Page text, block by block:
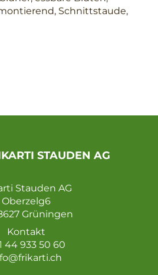
Schnittstaude,
STAUDEN AG
Stauden AG
Oberzelg6
Grüningen
Kontakt
44 933 50 60